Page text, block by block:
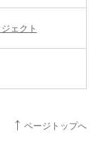
ェクト
ページトップへ